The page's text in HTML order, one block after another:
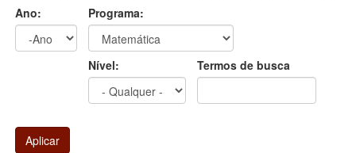
Ano:
Programa:
Nível: Termos de busca
Aplicar